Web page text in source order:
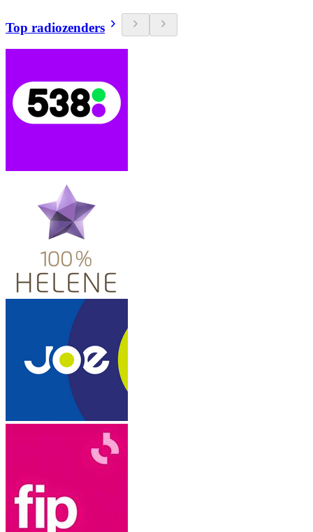
Top radiozenders